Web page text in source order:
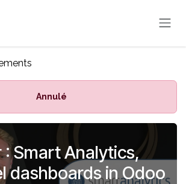
Annulé
: Smart Analytics,
dashboards in Odoo